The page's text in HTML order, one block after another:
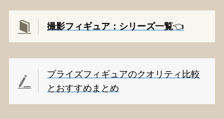
撮影フィギュア：シリーズ一覧👈️
プライズフィギュアのクオリティ比較
とおすすめまとめ